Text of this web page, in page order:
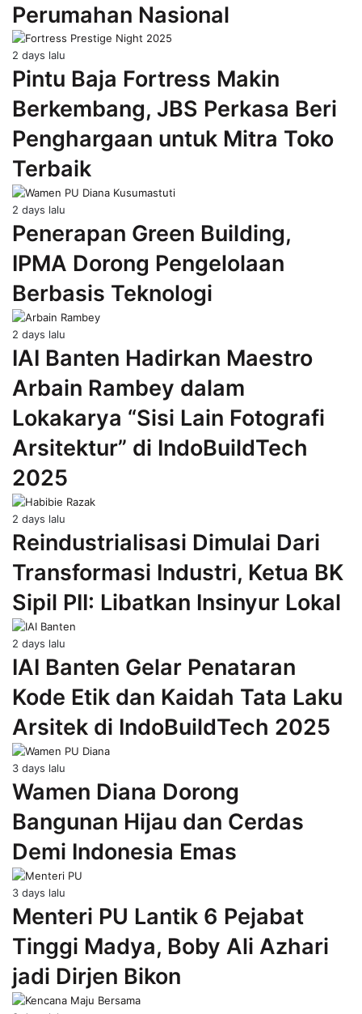
Perumahan Nasional
2 days lalu
Pintu Baja Fortress Makin
Berkembang, JBS Perkasa Beri
Penghargaan untuk Mitra Toko
Terbaik
2 days lalu
Penerapan Green Building,
IPMA Dorong Pengelolaan
Berbasis Teknologi
2 days lalu
IAI Banten Hadirkan Maestro
Arbain Rambey dalam
Lokakarya “Sisi Lain Fotografi
Arsitektur” di IndoBuildTech
2025
2 days lalu
Reindustrialisasi Dimulai Dari
Transformasi Industri, Ketua BK
Sipil PII: Libatkan Insinyur Lokal
2 days lalu
IAI Banten Gelar Penataran
Kode Etik dan Kaidah Tata Laku
Arsitek di IndoBuildTech 2025
3 days lalu
Wamen Diana Dorong
Bangunan Hijau dan Cerdas
Demi Indonesia Emas
3 days lalu
Menteri PU Lantik 6 Pejabat
Tinggi Madya, Boby Ali Azhari
jadi Dirjen Bikon